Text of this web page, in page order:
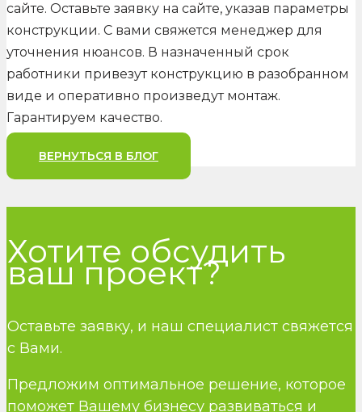
сайте. Оставьте заявку на сайте, указав параметры
конструкции. С вами свяжется менеджер для
уточнения нюансов. В назначенный срок
работники привезут конструкцию в разобранном
виде и оперативно произведут монтаж.
Гарантируем качество.
ВЕРНУТЬСЯ В БЛОГ
Хотите обсудить
ваш проект?
Оставьте заявку, и наш специалист свяжется
с Вами.
Предложим оптимальное решение, которое
поможет Вашему бизнесу развиваться и